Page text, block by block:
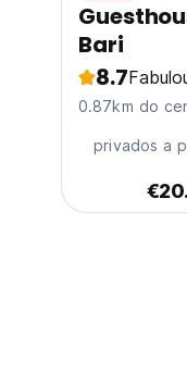
Bari
8.7
0.87km do
privados a